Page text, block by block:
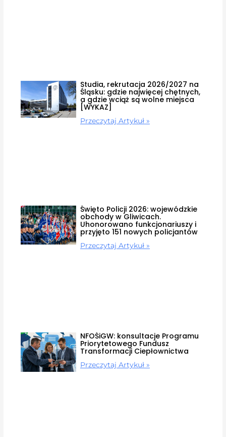
Studia, rekrutacja 2026/2027 na
Śląsku: gdzie najwięcej chętnych,
a gdzie wciąż są wolne miejsca
[WYKAZ]
Przeczytaj Artykuł »
Święto Policji 2026: wojewódzkie
obchody w Gliwicach.
Uhonorowano funkcjonariuszy i
przyjęto 151 nowych policjantów
Przeczytaj Artykuł »
NFOŚiGW: konsultacje Programu
Priorytetowego Fundusz
Transformacji Ciepłownictwa
Przeczytaj Artykuł »